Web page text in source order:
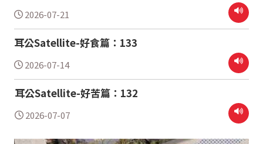
2026-07-21
耳公Satellite-好食篇：133
2026-07-14
耳公Satellite-好苦篇：132
2026-07-07